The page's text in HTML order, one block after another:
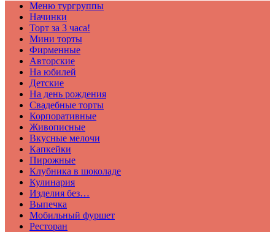
Меню тургруппы
Начинки
Торт за 3 часа!
Мини торты
Фирменные
Авторские
На юбилей
Детские
На день рождения
Свадебные торты
Корпоративные
Живописные
Вкусные мелочи
Капкейки
Пирожные
Клубника в шоколаде
Кулинария
Изделия без…
Выпечка
Мобильный фуршет
Ресторан